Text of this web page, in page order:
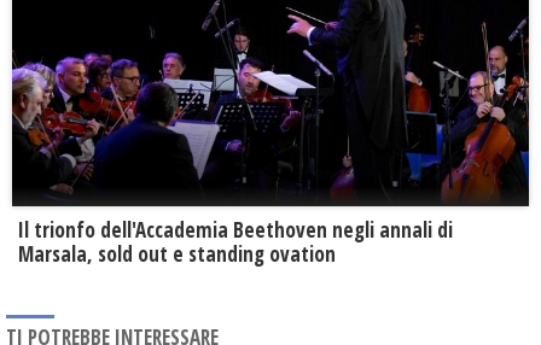
Il trionfo dell'Accademia Beethoven negli annali di
Marsala, sold out e standing ovation
TI POTREBBE INTERESSARE